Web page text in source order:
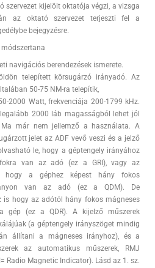
szervezet kijelölt oktatója végzi, a vizsga
az oktató szervezet terjeszti fel a
bejegyzésre.
navigációs berendezések ismerete.
telepített körsugárzó irányadó. Az
50-75 NM-ra telepítik,
2000 Watt, frekvenciája 200-1799 kHz.
2000 láb magasságból lehet jól
már nem jellemző a használata. A
jelet az ADF vevő veszi és a jelző
le, hogy a géptengely irányához
van az adó (ez a GRI), vagy az
hogy a géphez képest hány fokos
van az adó (ez a QDM). De
is hogy az adótól hány fokos mágneses
gép (ez a QDR). A kijelző műszerek
(a géptengely irányszöget mindig
állítani a mágneses irányhoz), és a
az automatikus műszerek, RMJ
Radio Magnetic Indicator). Lásd az 1. sz.